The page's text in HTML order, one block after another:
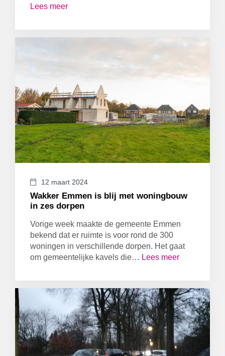
Lees meer
12 maart 2024
Wakker Emmen is blij met woningbouw
in zes dorpen
Vorige week maakte de gemeente Emmen
bekend dat er ruimte is voor rond de 300
woningen in verschillende dorpen. Het gaat
om gemeentelijke kavels die… Lees meer